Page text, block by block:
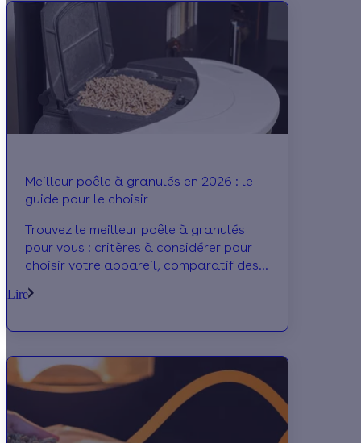
Meilleur poêle à granulés en 2026 : le
guide pour le choisir
Trouvez le meilleur poêle à granulés
pour vous : critères à considérer pour
choisir votre appareil, comparatif des
Lire